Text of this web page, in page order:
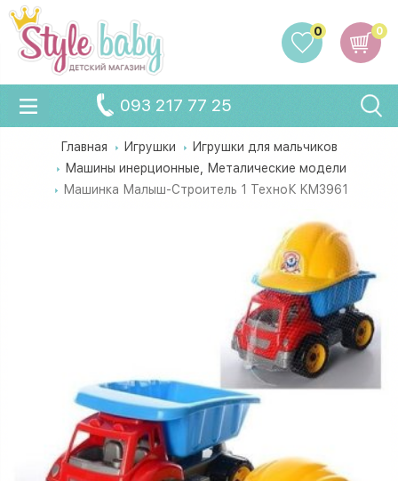
0
0
093 217 77 25
Главная Игрушки
Игрушки для мальчиков
Машины инерционные, Металические модели
Машинка Малыш-Строитель 1 ТехноК KM3961